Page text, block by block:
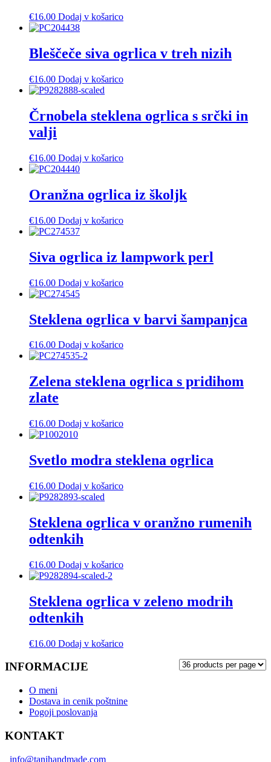
€16.00 Dodaj v košarico
Bleščeče siva ogrlica v treh nizih
€16.00 Dodaj v košarico
Črnobela steklena ogrlica s srčki in
valji
€16.00 Dodaj v košarico
Oranžna ogrlica iz školjk
€16.00 Dodaj v košarico
Siva ogrlica iz lampwork perl
€16.00 Dodaj v košarico
Steklena ogrlica v barvi šampanjca
€16.00 Dodaj v košarico
Zelena steklena ogrlica s pridihom
zlate
€16.00 Dodaj v košarico
Svetlo modra steklena ogrlica
€16.00 Dodaj v košarico
Steklena ogrlica v oranžno rumenih
odtenkih
€16.00 Dodaj v košarico
Steklena ogrlica v zeleno modrih
odtenkih
€16.00 Dodaj v košarico
INFORMACIJE
O meni
Dostava in cenik poštnine
Pogoji poslovanja
KONTAKT
info@tanihandmade.com